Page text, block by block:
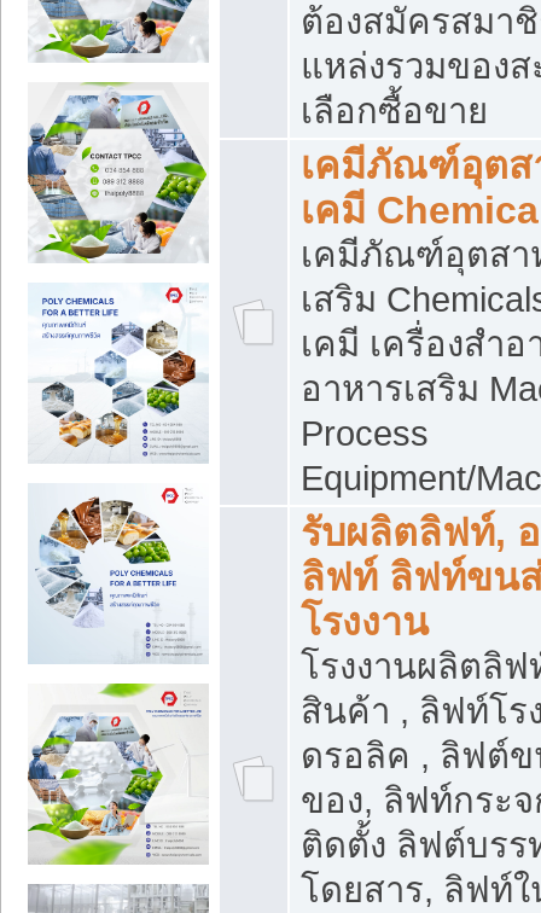
ต้องสมัครสมา
แหล่งรวมของ
เลือกซื้อขาย
เคมีภัณฑ์อุตส
เคมี
เคมีภัณฑ์อุตสา
เสริม
เคมี เครื่องสำ
อาหารเสริม
Process
Equipment/
รับผลิตลิฟท์,
ลิฟท์ ลิฟท์ขน
โรงงาน
โรงงานผลิตลิ
สินค้า , ลิฟท์โร
ดรอลิค , ลิฟต์
ของ, ลิฟท์กระ
ติดตั้ง ลิฟต์บร
โดยสาร, ลิฟท์